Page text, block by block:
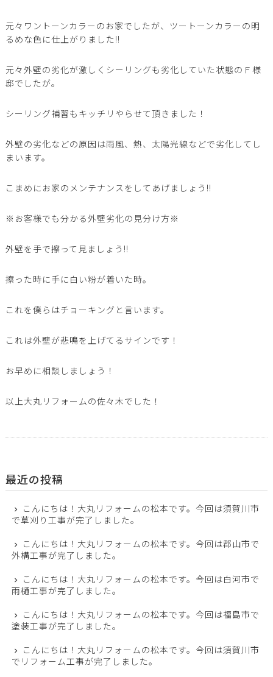
元々ワントーンカラーのお家でしたが、ツートーンカラーの明
るめな色に仕上がりました!!
元々外壁の劣化が激しくシーリングも劣化していた状態のＦ様
邸でしたが。
シーリング補習もキッチリやらせて頂きました！
外壁の劣化などの原因は雨風、熱、太陽光線などで劣化してし
まいます。
こまめにお家のメンテナンスをしてあげましょう!!
※お客様でも分かる外壁劣化の見分け方※
外壁を手で擦って見ましょう!!
擦った時に手に白い粉が着いた時。
これを僕らはチョーキングと言います。
これは外壁が悲鳴を上げてるサインです！
お早めに相談しましょう！
以上大丸リフォームの佐々木でした！
最近の投稿
こんにちは！大丸リフォームの松本です。今回は須賀川市
で草刈り工事が完了しました。
こんにちは！大丸リフォームの松本です。今回は郡山市で
外構工事が完了しました。
こんにちは！大丸リフォームの松本です。今回は白河市で
雨樋工事が完了しました。
こんにちは！大丸リフォームの松本です。今回は福島市で
塗装工事が完了しました。
こんにちは！大丸リフォームの松本です。今回は須賀川市
でリフォーム工事が完了しました。